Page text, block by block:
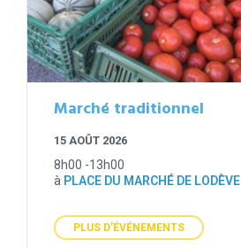
Marché traditionnel
15 AOÛT 2026
8h00 -13h00
à PLACE DU MARCHÉ DE LODÈVE
PLUS D'ÉVÉNEMENTS